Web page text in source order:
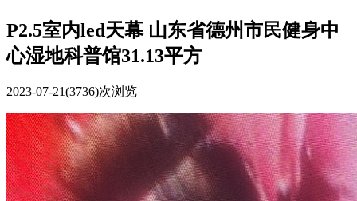
P2.5室内led天幕 山东省德州市民健身中
心湿地科普馆31.13平方
2023-07-21(3736)次浏览